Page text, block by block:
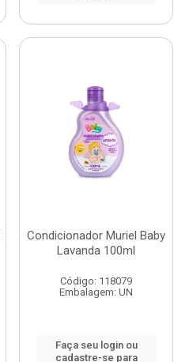
Condicionador Muriel Baby
Lavanda 100ml
Código: 118079
Embalagem: UN
Faça seu login ou
cadastre-se para